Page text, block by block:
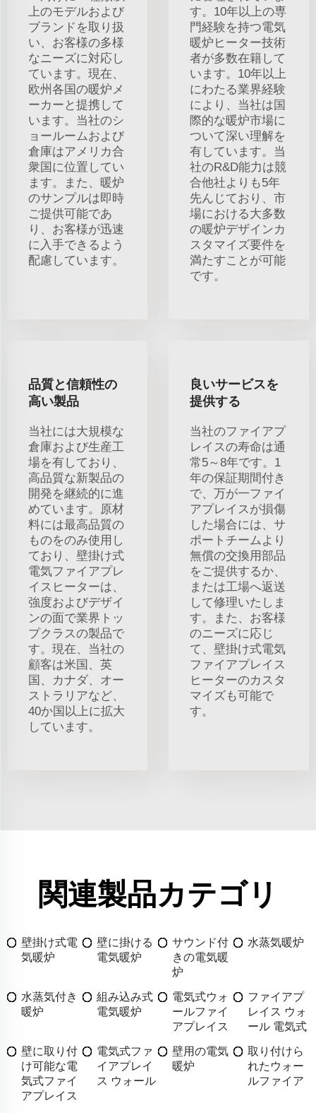
上のモデルおよび
ブランドを取り扱
い、お客様の多様
なニーズに対応し
ています。現在、
欧州各国の暖炉メ
ーカーと提携して
います。当社のシ
ョールームおよび
倉庫はアメリカ合
衆国に位置してい
ます。また、暖炉
のサンプルは即時
ご提供可能であ
り、お客様が迅速
に入手できるよう
配慮しています。
す。10年以上の専
門経験を持つ電気
暖炉ヒーター技術
者が多数在籍して
います。10年以上
にわたる業界経験
により、当社は国
際的な暖炉市場に
ついて深い理解を
有しています。当
社のR&D能力は競
合他社よりも5年
先んじており、市
場における大多数
の暖炉デザインカ
スタマイズ要件を
満たすことが可能
です。
品質と信頼性の
高い製品
当社には大規模な
倉庫および生産工
場を有しており、
高品質な新製品の
開発を継続的に進
めています。原材
料には最高品質の
ものをのみ使用し
ており、壁掛け式
電気ファイアプレ
イスヒーターは、
強度およびデザイ
ンの面で業界トッ
プクラスの製品で
す。現在、当社の
顧客は米国、英
国、カナダ、オー
ストラリアなど、
40か国以上に拡大
しています。
良いサービスを
提供する
当社のファイアプ
レイスの寿命は通
常5～8年です。1
年の保証期間付き
で、万が一ファイ
アプレイスが損傷
した場合には、サ
ポートチームより
無償の交換用部品
をご提供するか、
または工場へ返送
して修理いたしま
す。また、お客様
のニーズに応じ
て、壁掛け式電気
ファイアプレイス
ヒーターのカスタ
マイズも可能で
す。
関連製品カテゴリ
壁掛け式電
気暖炉
壁に掛ける
電気暖炉
サウンド付
きの電気暖
炉
水蒸気暖炉
水蒸気付き
暖炉
組み込み式
電気暖炉
電気式ウォ
ールファイ
アプレイス
ファイアプ
レイス ウォ
ール 電気式
壁に取り付
け可能な電
気式ファイ
アプレイス
電気式ファ
イアプレイ
ス ウォール
壁用の電気
暖炉
取り付けら
れたウォー
ルファイア